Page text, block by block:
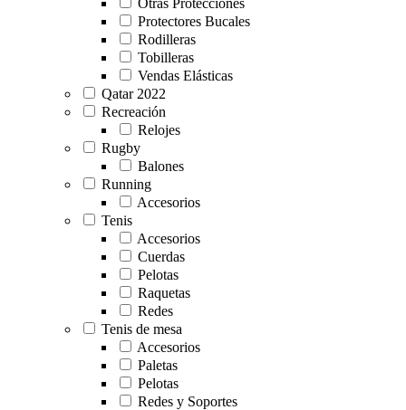
Protectores Bucales
Rodilleras
Tobilleras
Vendas Elásticas
Qatar 2022
Recreación
Relojes
Rugby
Balones
Running
Accesorios
Tenis
Accesorios
Cuerdas
Pelotas
Raquetas
Redes
Tenis de mesa
Accesorios
Paletas
Pelotas
Redes y Soportes